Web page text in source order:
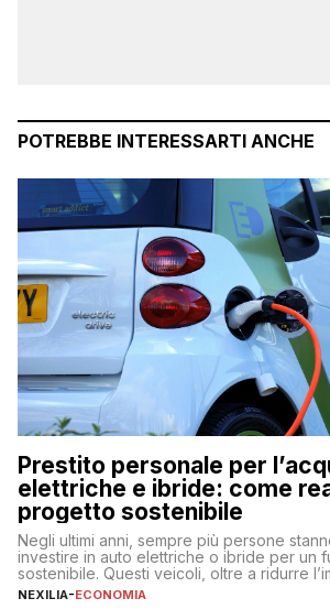
POTREBBE INTERESSARTI ANCHE
Prestito personale per
elettriche e ibride: come
progetto sostenibile
Negli ultimi anni, sempre più persone
investire in auto elettriche o ibride per un
sostenibile. Questi veicoli, oltre a ridurre
offrono vantaggi economici a lungo
NEXILIA-ECONOMIA